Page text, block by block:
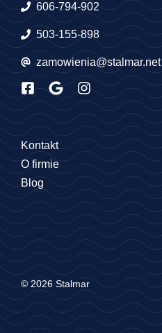
606-794-902
503-155-898
zamowienia@stalmar.net
Kontakt
O firmie
Blog
© 2026 Stalmar